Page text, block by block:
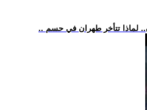
لماذا تتأخر طهران في حسم